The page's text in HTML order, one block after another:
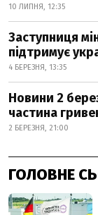
10 ЛИПНЯ, 12:35
Заступниця
підтримує
4 БЕРЕЗНЯ, 13:35
Новини 2
частина
2 БЕРЕЗНЯ, 21:00
ГОЛОВНЕ